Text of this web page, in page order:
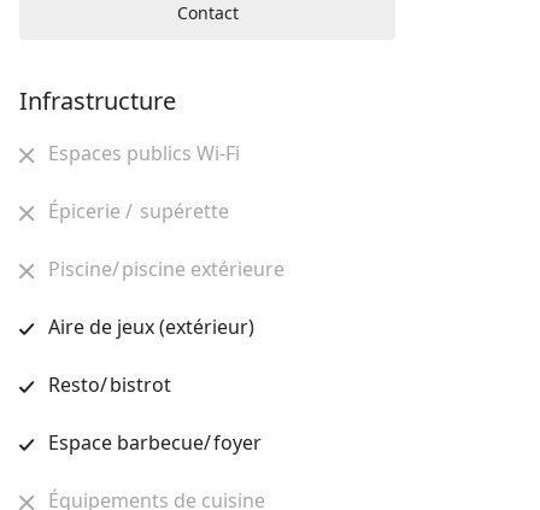
Contact
Infrastructure
Espaces publics Wi-Fi
Épicerie / supérette
Piscine/ piscine extérieure
Aire de jeux (extérieur)
Resto/ bistrot
Espace barbecue/ foyer
Équipements de cuisine